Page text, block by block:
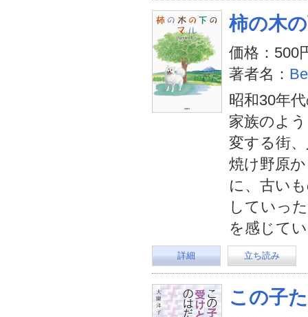
柿の木
価格：500
著者名：
昭和30年
家族のよ
変する街
焼け野原
に、古い
していっ
を感じて
詳細 立ち読み
この子